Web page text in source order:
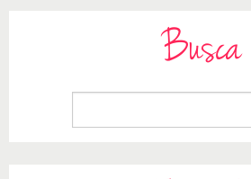
Busca